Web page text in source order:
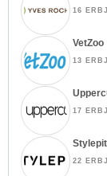
16
VetZoo
13
17
Stylepit
22